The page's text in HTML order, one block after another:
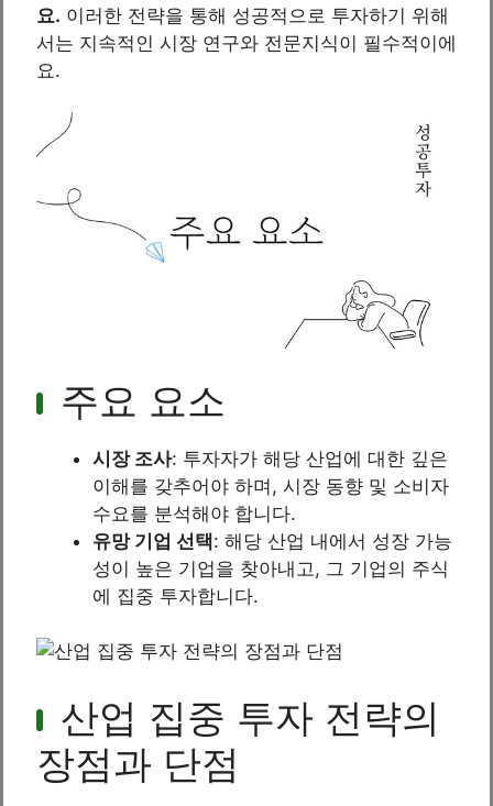
요. 이러한 전략을 통해 성공적으로 투자하기 위해
서는 지속적인 시장 연구와 전문지식이 필수적이에
요.
주요 요소
시장 조사: 투자자가 해당 산업에 대한 깊은
이해를 갖추어야 하며, 시장 동향 및 소비자
수요를 분석해야 합니다.
유망 기업 선택: 해당 산업 내에서 성장 가능
성이 높은 기업을 찾아내고, 그 기업의 주식
에 집중 투자합니다.
산업 집중 투자 전략의
장점과 단점